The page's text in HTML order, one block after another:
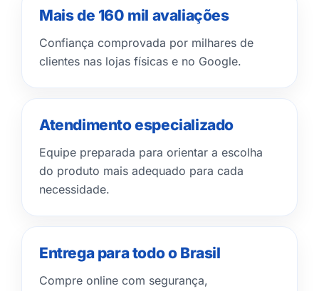
Mais de 160 mil avaliações
Confiança comprovada por milhares de
clientes nas lojas físicas e no Google.
Atendimento especializado
Equipe preparada para orientar a escolha
do produto mais adequado para cada
necessidade.
Entrega para todo o Brasil
Compre online com segurança,